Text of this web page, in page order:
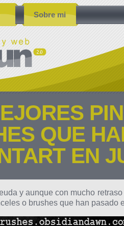
Sobre mi
QUE
EN
y aunque con mucho
o brushes que han pasado